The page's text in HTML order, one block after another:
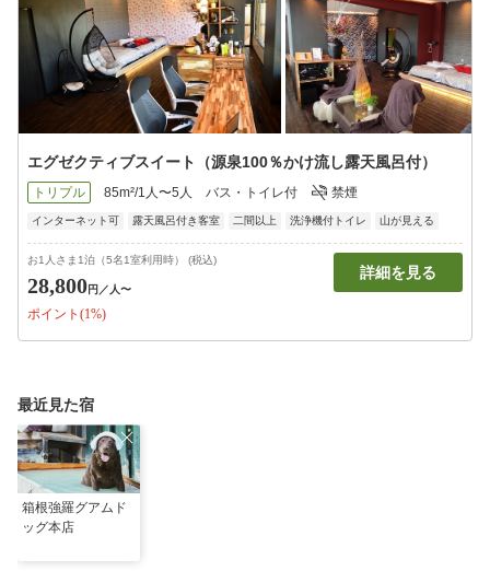
エグゼクティブスイート（源泉100％かけ流し露天風呂付）
トリプル 85m²/1人〜5人 バス・トイレ付 禁煙
インターネット可 露天風呂付き客室 二間以上 洗浄機付トイレ 山が見える
お1人さま1泊（5名1室利用時） (税込)
28,800円 ／人〜
ポイント(1%)
詳細を見る
最近見た宿
箱根強羅グアムド
ッグ本店